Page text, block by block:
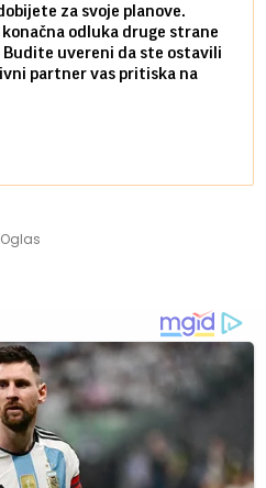
za svoje planove.
odluka druge strane
uvereni da ste ostavili
partner vas pritiska na